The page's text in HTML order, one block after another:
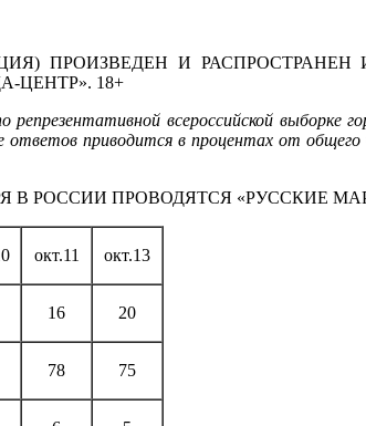
ПРОИЗВЕДЕН И
ЦЕНТР». 18+
всероссийской выборке
ответов приводится в процентах от
В РОССИИ ПРОВОДЯТСЯ «РУССКИЕ
окт.11 окт.13
16 20
78 75